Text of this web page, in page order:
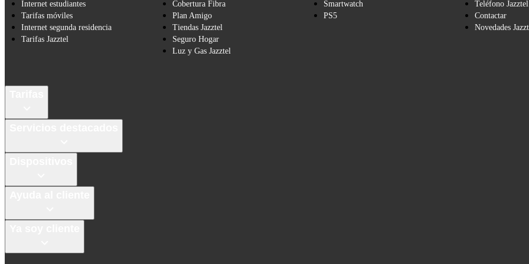
Internet estudiantes
Tarifas móviles
Internet segunda residencia
Tarifas Jazztel
Cobertura Fibra
Plan Amigo
Tiendas Jazztel
Seguro Hogar
Luz y Gas Jazztel
Smartwatch
PS5
Teléfono Jazztel
Contactar
Novedades